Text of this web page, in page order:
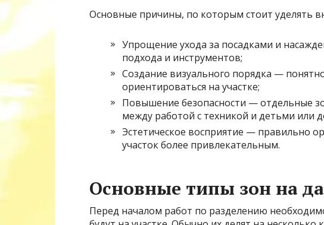
Основные причины, по которым стоит уделять
Упрощение ухода за посадками и
подхода и инструментов;
Создание визуального порядка —
ориентироваться на участке;
Повышение безопасности — отдельные
между работой с техникой и детьми
Эстетическое восприятие — правильно
участок более привлекательным.
Основные типы зон на
Перед началом работ по разделению